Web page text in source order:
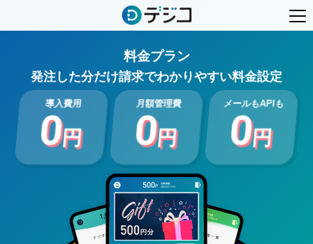
料金プラン
発注した分だけ請求でわかりやすい料金設定
導入費用
0
月額管理費
0
メールもAPIも
0